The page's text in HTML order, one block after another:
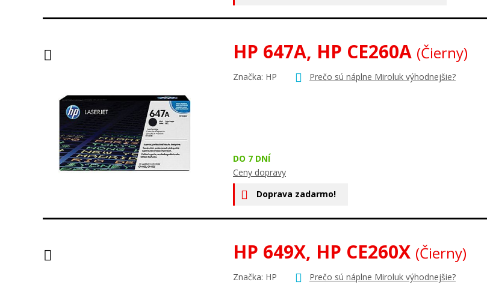
HP 647A, HP CE260A (Čierny)
Značka: HP Prečo sú náplne Miroluk výhodnejšie?
DO 7 DNÍ
Ceny dopravy
Doprava zadarmo!
HP 649X, HP CE260X (Čierny)
Značka: HP Prečo sú náplne Miroluk výhodnejšie?